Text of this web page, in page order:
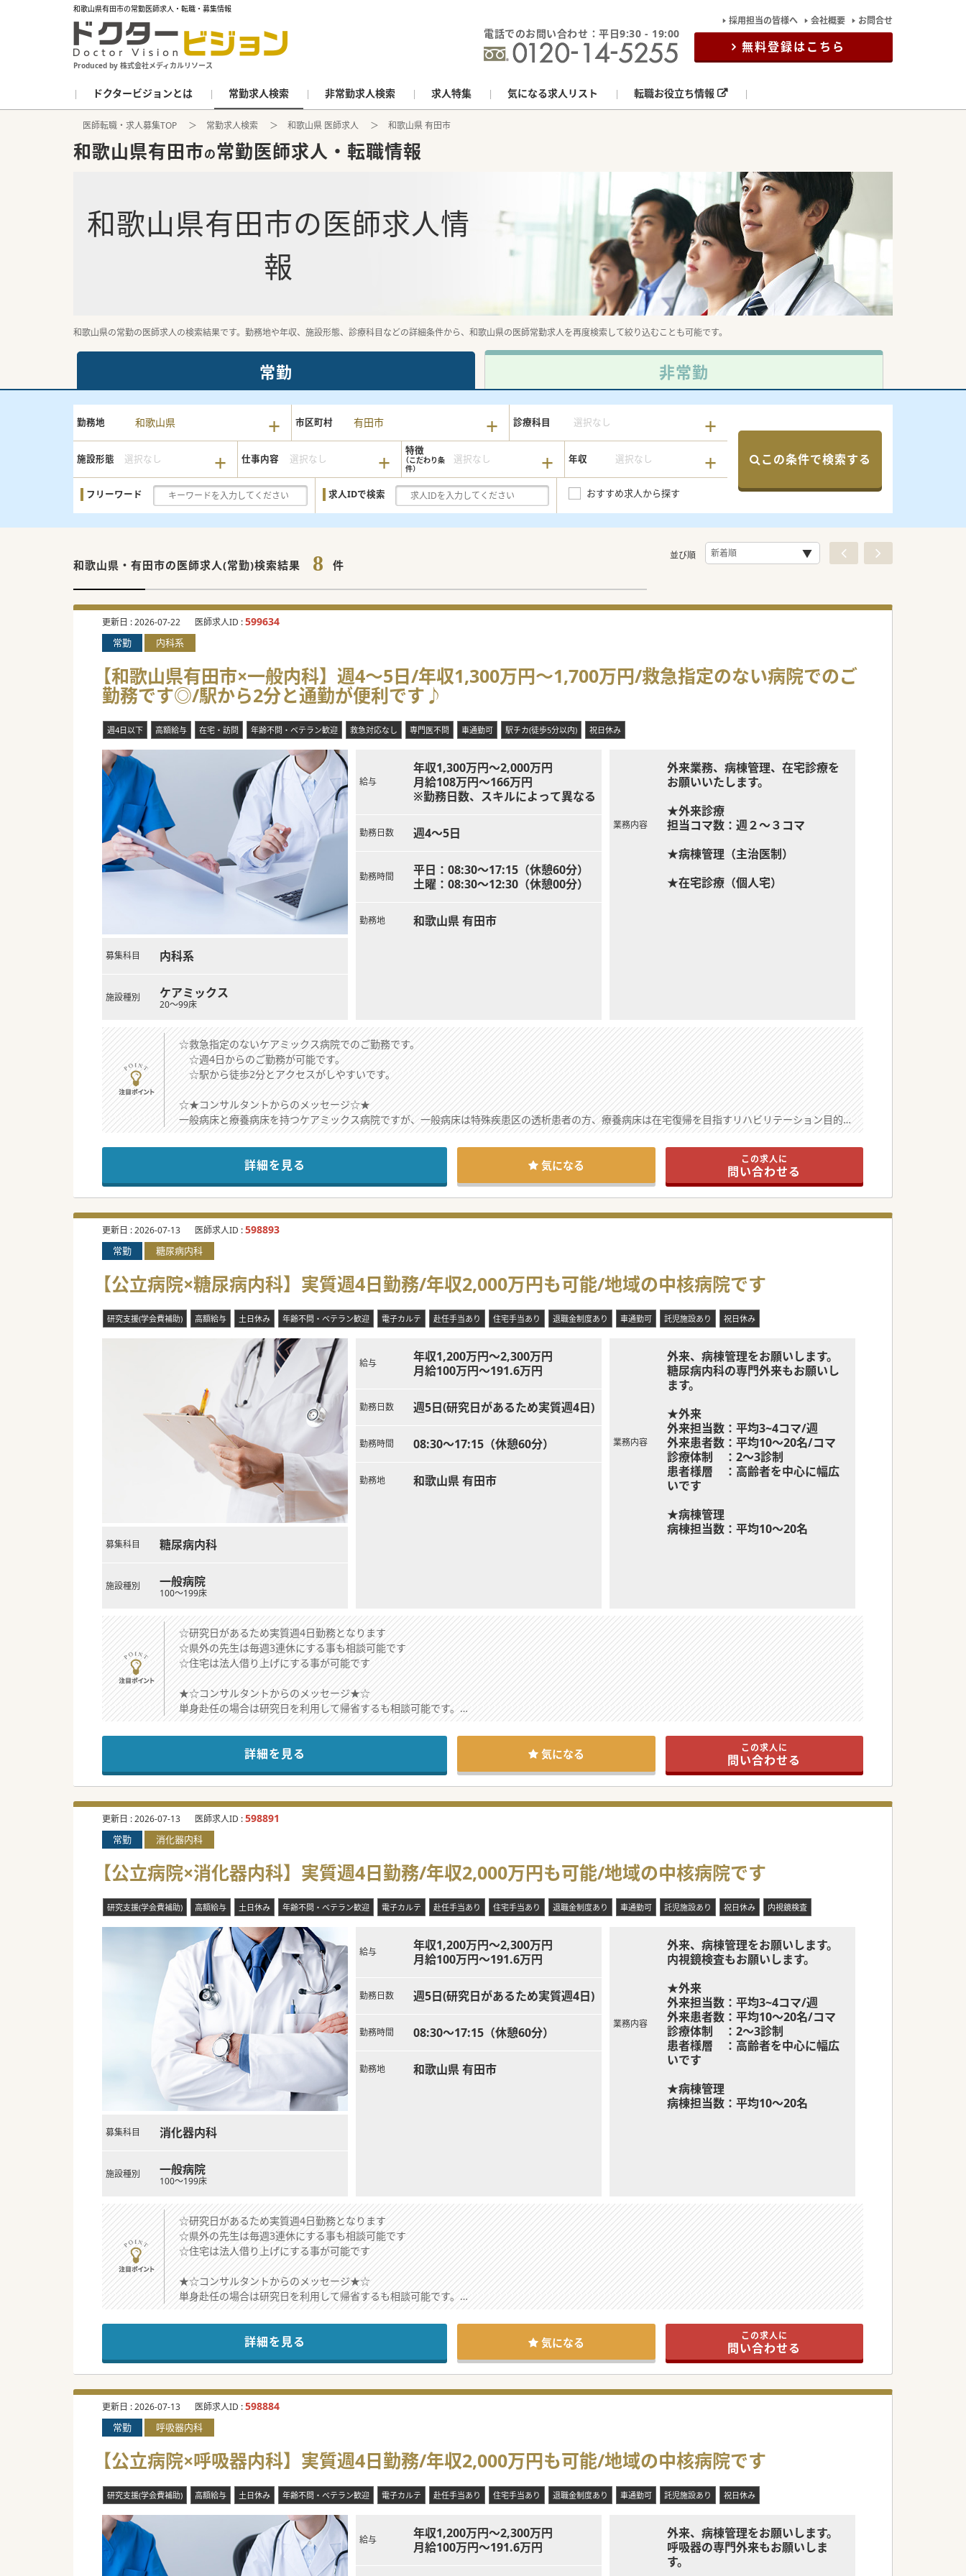
和歌山県有田市の常勤医師求人・転職・募集情報
Produced by 株式会社メディカルリソース
電話でのお問い合わせ：平日9:30 - 19:00
採用担当の皆様へ 会社概要 お問合せ
無料登録はこちら
ドクタービジョンとは 常勤求人検索 非常勤求人検索 求人特集 気になる求人リスト 転職お役立ち情報
医師転職・求人募集TOP 常勤求人検索 和歌山県 医師求人 和歌山県 有田市
和歌山県有田市の常勤医師求人・転職情報
和歌山県有田市の医師求人情
報
和歌山県の常勤の医師求人の検索結果です。勤務地や年収、施設形態、診療科目などの詳細条件から、和歌山県の医師常勤求人を再度検索して絞り込むことも可能です。
常勤 非常勤
勤務地 和歌山県 市区町村 有田市 診療科目 選択なし
施設形態 選択なし 仕事内容 選択なし
特徴
選択なし 年収 選択なし
フリーワード 求人IDで検索 おすすめ求人から探す
この条件で検索する
和歌山県・有田市の医師求人(常勤)検索結果 8 件
並び順
更新日 :2026-07-22 医師求人ID :599634
常勤 内科系
【和歌山県有田市×一般内科】週4～5日/年収1,300万円～1,700万円/救急指定のない病院でのご
勤務です◎/駅から2分と通勤が便利です♪
週4日以下 高額給与 在宅・訪問 年齢不問・ベテラン歓迎 救急対応なし 専門医不問 車通勤可 駅チカ(徒歩5分以内) 祝日休み
募集科目 内科系
施設種別 ケアミックス
20～99床
給与
年収1,300万円～2,000万円
月給108万円～166万円
※勤務日数、スキルによって異なる
勤務日数 週4～5日
勤務時間
平日：08:30～17:15（休憩60分）
土曜：08:30～12:30（休憩00分）
勤務地 和歌山県 有田市
業務内容
外来業務、病棟管理、在宅診療を
お願いいたします。
★外来診療
担当コマ数：週２～３コマ
★病棟管理（主治医制）
★在宅診療（個人宅）
☆救急指定のないケアミックス病院でのご勤務です。
☆週4日からのご勤務が可能です。
☆駅から徒歩2分とアクセスがしやすいです。
☆★コンサルタントからのメッセージ☆★
一般病床と療養病床を持つケアミックス病院ですが、一般病床は特殊疾患区の透析患者の方、療養病床は在宅復帰を目指すリハビリテーション目的の
方が多く比較的状態が良い患者さんが多いです。
その為忙しすぎずゆとりを持ってご勤務が可能です。
#秋入職可
詳細を見る 気になる この求人に
問い合わせる
更新日 :2026-07-13 医師求人ID :598893
常勤 糖尿病内科
【公立病院×糖尿病内科】実質週4日勤務/年収2,000万円も可能/地域の中核病院です
研究支援(学会費補助) 高額給与 土日休み 年齢不問・ベテラン歓迎 電子カルテ 赴任手当あり 住宅手当あり 退職金制度あり 車通勤可 託児施設あり 祝日休み
募集科目 糖尿病内科
施設種別 一般病院
100～199床
給与
年収1,200万円～2,300万円
月給100万円～191.6万円
勤務日数 週5日(研究日があるため実質週4日)
勤務時間 08:30～17:15（休憩60分）
勤務地 和歌山県 有田市
業務内容
外来、病棟管理をお願いします。
糖尿病内科の専門外来もお願いし
ます。
★外来
外来担当数：平均3~4コマ/週
外来患者数：平均10～20名/コマ
診療体制 ：2～3診制
患者様層 ：高齢者を中心に幅広
いです
★病棟管理
病棟担当数：平均10～20名
☆研究日があるため実質週4日勤務となります
☆県外の先生は毎週3連休にする事も相談可能です
☆住宅は法人借り上げにする事が可能です
★☆コンサルタントからのメッセージ★☆
単身赴任の場合は研究日を利用して帰省するも相談可能です。
医師体制が整えば大学からの派遣の可能性があります。
詳細を見る 気になる この求人に
問い合わせる
更新日 :2026-07-13 医師求人ID :598891
常勤 消化器内科
【公立病院×消化器内科】実質週4日勤務/年収2,000万円も可能/地域の中核病院です
研究支援(学会費補助) 高額給与 土日休み 年齢不問・ベテラン歓迎 電子カルテ 赴任手当あり 住宅手当あり 退職金制度あり 車通勤可 託児施設あり 祝日休み 内視鏡検査
募集科目 消化器内科
施設種別 一般病院
100～199床
給与
年収1,200万円～2,300万円
月給100万円～191.6万円
勤務日数 週5日(研究日があるため実質週4日)
勤務時間 08:30～17:15（休憩60分）
勤務地 和歌山県 有田市
業務内容
外来、病棟管理をお願いします。
内視鏡検査もお願いします。
★外来
外来担当数：平均3~4コマ/週
外来患者数：平均10～20名/コマ
診療体制 ：2～3診制
患者様層 ：高齢者を中心に幅広
いです
★病棟管理
病棟担当数：平均10～20名
☆研究日があるため実質週4日勤務となります
☆県外の先生は毎週3連休にする事も相談可能です
☆住宅は法人借り上げにする事が可能です
★☆コンサルタントからのメッセージ★☆
単身赴任の場合は研究日を利用して帰省するも相談可能です。
医師体制が整えば大学からの派遣の可能性があります。
詳細を見る 気になる この求人に
問い合わせる
更新日 :2026-07-13 医師求人ID :598884
常勤 呼吸器内科
【公立病院×呼吸器内科】実質週4日勤務/年収2,000万円も可能/地域の中核病院です
研究支援(学会費補助) 高額給与 土日休み 年齢不問・ベテラン歓迎 電子カルテ 赴任手当あり 住宅手当あり 退職金制度あり 車通勤可 託児施設あり 祝日休み
給与
年収1,200万円～2,300万円
月給100万円～191.6万円
外来、病棟管理をお願いします。
呼吸器の専門外来もお願いしま
す。